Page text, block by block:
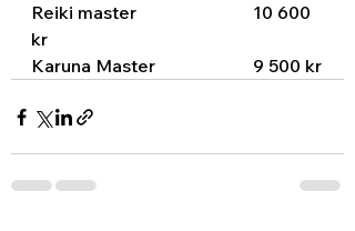
Reiki master			10 600
kr
Karuna Master			9 500 kr